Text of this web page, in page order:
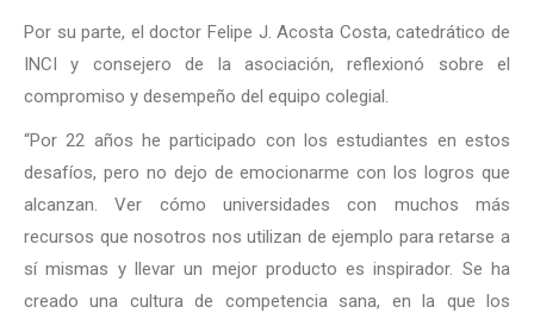
Por su parte, el doctor Felipe J. Acosta Costa, catedrático de
INCI y consejero de la asociación, reflexionó sobre el
compromiso y desempeño del equipo colegial.
“Por 22 años he participado con los estudiantes en estos
desafíos, pero no dejo de emocionarme con los logros que
alcanzan. Ver cómo universidades con muchos más
recursos que nosotros nos utilizan de ejemplo para retarse a
sí mismas y llevar un mejor producto es inspirador. Se ha
creado una cultura de competencia sana, en la que los